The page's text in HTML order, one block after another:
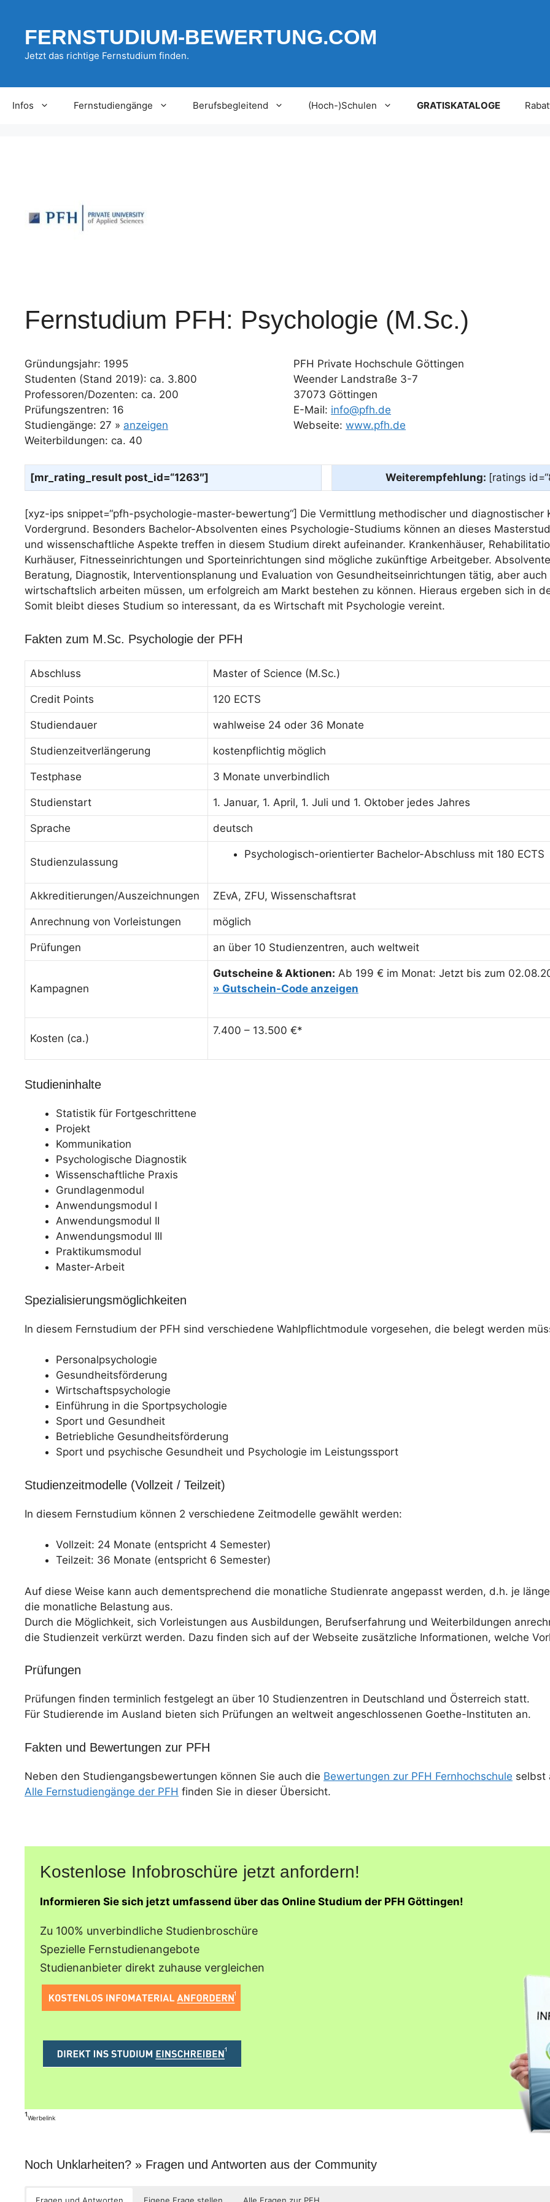
springenFERNSTUDIUM-BEWERTUNG.COM
Jetzt das richtige Fernstudium finden.
Infos Fernstudiengänge Berufsbegleitend (Hoch-)Schulen GRATISKATALOGE
Fernstudium PFH: Psychologie (M.Sc.)
Gründungsjahr: 1995
Studenten (Stand 2019): ca. 3.800
Professoren/Dozenten: ca. 200
Prüfungszentren: 16
Studiengänge: 27 » anzeigen
Weiterbildungen: ca. 40
PFH Private Hochschule Göttingen
Weender Landstraße 3-7
37073 Göttingen
E-Mail: info@pfh.de
Webseite:www.pfh.de
[mr_rating_result post_id=“1263″] Weiterempfehlung: [ratings
[xyz-ips snippet=“pfh-psychologie-master-bewertung“] Die Vermittlung methodischer und
Vordergrund. Besonders Bachelor-Absolventen eines Psychologie-Studiums können an dieses
und wissenschaftliche Aspekte treffen in diesem Studium direkt aufeinander. Krankenhäuser,
Kurhäuser, Fitnesseinrichtungen und Sporteinrichtungen sind mögliche zukünftige Arbeitgeber.
Beratung, Diagnostik, Interventionsplanung und Evaluation von Gesundheitseinrichtungen tätig, aber
wirtschaftslich arbeiten müssen, um erfolgreich am Markt bestehen zu können. Hieraus ergeben sich in
Somit bleibt dieses Studium so interessant, da es Wirtschaft mit Psychologie vereint.
Fakten zum M.Sc. Psychologie der PFH
Abschluss Master of Science (M.Sc.)
Credit Points 120 ECTS
Studiendauer wahlweise 24 oder 36 Monate
Studienzeitverlängerung kostenpflichtig möglich
Testphase 3 Monate unverbindlich
Studienstart 1. Januar, 1. April, 1. Juli und 1. Oktober jedes Jahres
Sprache deutsch
Studienzulassung
Psychologisch-orientierter Bachelor-Abschluss mit 180 ECTS
Akkreditierungen/Auszeichnungen ZEvA, ZFU, Wissenschaftsrat
Anrechnung von Vorleistungen möglich
Prüfungen an über 10 Studienzentren, auch weltweit
Kampagnen
Gutscheine & Aktionen: Ab 199 € im Monat: Jetzt bis zum
» Gutschein-Code anzeigen
Kosten (ca.)
7.400 – 13.500 €*
Studieninhalte
Statistik für Fortgeschrittene
Projekt
Kommunikation
Psychologische Diagnostik
Wissenschaftliche Praxis
Grundlagenmodul
Anwendungsmodul I
Anwendungsmodul II
Anwendungsmodul III
Praktikumsmodul
Master-Arbeit
Spezialisierungsmöglichkeiten
In diesem Fernstudium der PFH sind verschiedene Wahlpflichtmodule vorgesehen, die belegt werden
Personalpsychologie
Gesundheitsförderung
Wirtschaftspsychologie
Einführung in die Sportpsychologie
Sport und Gesundheit
Betriebliche Gesundheitsförderung
Sport und psychische Gesundheit und Psychologie im Leistungssport
Studienzeitmodelle (Vollzeit / Teilzeit)
In diesem Fernstudium können 2 verschiedene Zeitmodelle gewählt werden:
Vollzeit: 24 Monate (entspricht 4 Semester)
Teilzeit: 36 Monate (entspricht 6 Semester)
Auf diese Weise kann auch dementsprechend die monatliche Studienrate angepasst werden, d.h. je
die monatliche Belastung aus.
Durch die Möglichkeit, sich Vorleistungen aus Ausbildungen, Berufserfahrung und Weiterbildungen
die Studienzeit verkürzt werden. Dazu finden sich auf der Webseite zusätzliche Informationen, welche
Prüfungen
Prüfungen finden terminlich festgelegt an über 10 Studienzentren in Deutschland und Österreich statt.
Für Studierende im Ausland bieten sich Prüfungen an weltweit angeschlossenen Goethe-Instituten an.
Fakten und Bewertungen zur PFH
Neben den Studiengangsbewertungen können Sie auch die Bewertungen zur PFH Fernhochschule selbst
Alle Fernstudiengänge der PFH finden Sie in dieser Übersicht.
Kostenlose Infobroschüre jetzt anfordern!
Informieren Sie sich jetzt umfassend über das Online Studium der PFH Göttingen!
Zu 100% unverbindliche Studienbroschüre
Spezielle Fernstudienangebote
Studienanbieter direkt zuhause vergleichen
¹Werbelink
Noch Unklarheiten? » Fragen und Antworten aus der Community